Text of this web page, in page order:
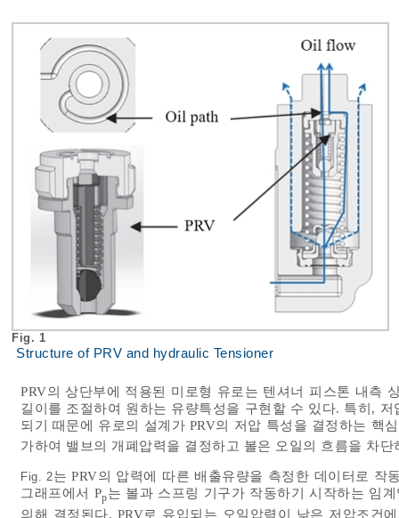
Fig. 1
Structure of PRV and hydraulic Tensioner
PRV의 상단부에 적용된 미로형 유로는 텐셔너 피스톤 내측
길이를 조절하여 원하는 유량특성을 구현할 수 있다. 특히,
되기 때문에 유로의 설계가 PRV의 저압 특성을 결정하는 핵
가하여 밸브의 개폐압력을 결정하고 볼은 오일의 흐름을 차
Fig. 2는 PRV의 압력에 따른 배출유량을 측정한 데이터로
그래프에서 Pp는 볼과 스프링 기구가 작동하기 시작하는 임
의해 결정된다. PRV로 유입되는 오일압력이 낮은 저압조건